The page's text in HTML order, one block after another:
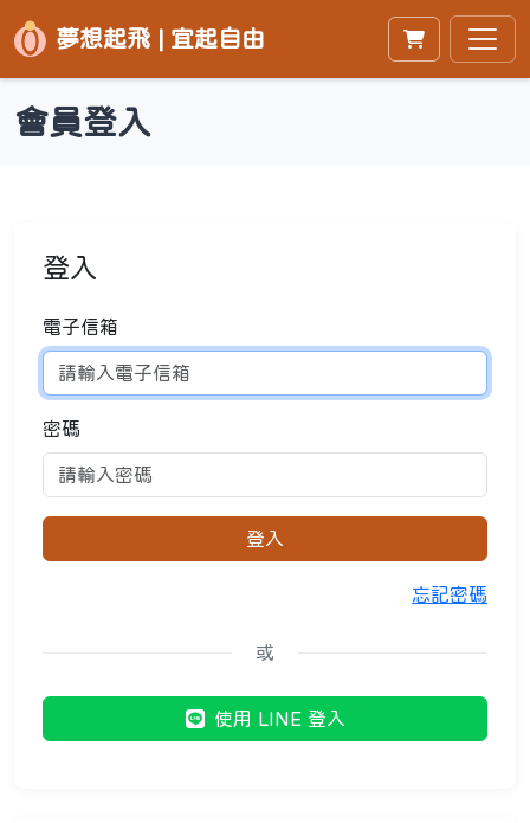
夢想起飛 | 宜起自由
會員登入
登入
電子信箱
密碼
登入
忘記密碼
或
使用 LINE 登入